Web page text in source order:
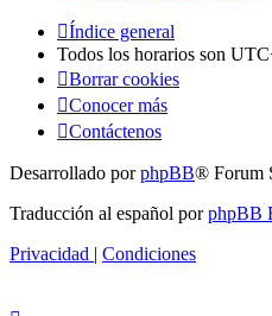
Índice general
Todos los horarios son
Borrar cookies
Conocer más
Contáctenos
Desarrollado porphpBB® Forum
Traducción al español porphpBB
Privacidad | Condiciones